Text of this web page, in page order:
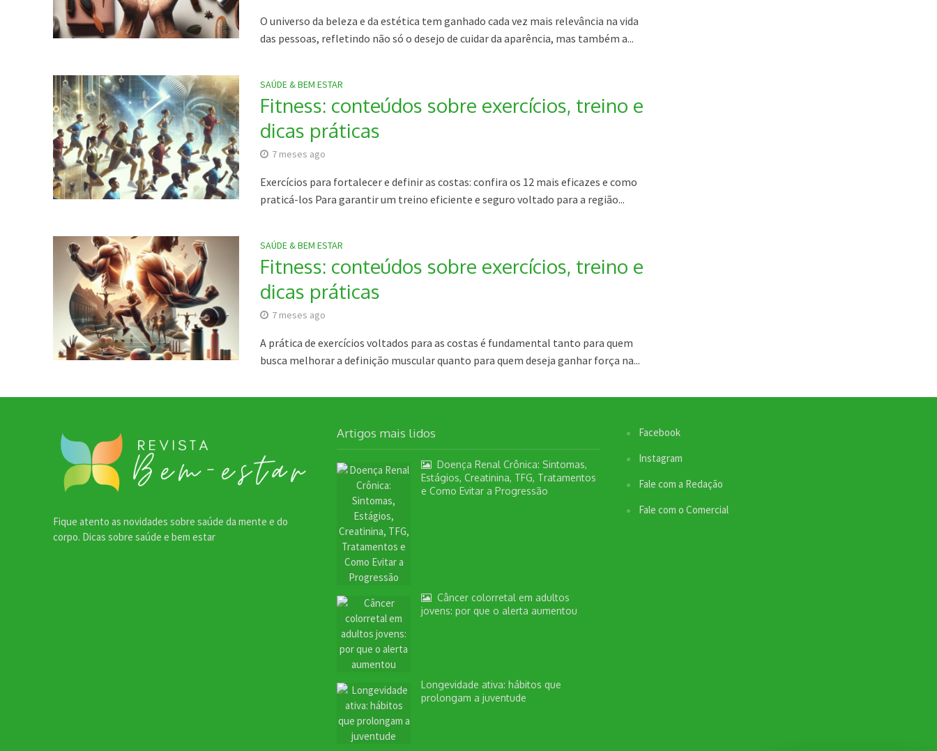
O universo da beleza e da estética tem ganhado cada vez mais relevância na vida
das pessoas, refletindo não só o desejo de cuidar da aparência, mas também a...
SAÚDE & BEM ESTAR
Fitness: conteúdos sobre exercícios, treino e
dicas práticas
7 meses ago
Exercícios para fortalecer e definir as costas: confira os 12 mais eficazes e como
praticá-los Para garantir um treino eficiente e seguro voltado para a região...
SAÚDE & BEM ESTAR
Fitness: conteúdos sobre exercícios, treino e
dicas práticas
7 meses ago
A prática de exercícios voltados para as costas é fundamental tanto para quem
busca melhorar a definição muscular quanto para quem deseja ganhar força na...
Fique atento as novidades sobre saúde da mente e do
corpo. Dicas sobre saúde e bem estar
Artigos mais lidos
Doença Renal Crônica: Sintomas,
Estágios, Creatinina, TFG, Tratamentos
e Como Evitar a Progressão
Câncer colorretal em adultos
jovens: por que o alerta aumentou
Longevidade ativa: hábitos que
prolongam a juventude
Facebook
Instagram
Fale com a Redação
Fale com o Comercial